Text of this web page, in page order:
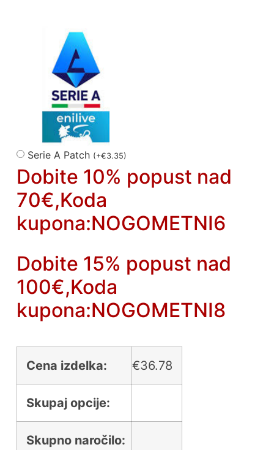
Serie A Patch (+€3.35)
Dobite 10% popust nad
70€,Koda
kupona:NOGOMETNI6
Dobite 15% popust nad
100€,Koda
kupona:NOGOMETNI8
Cena izdelka: €36.78
Skupaj opcije:
Skupno naročilo: